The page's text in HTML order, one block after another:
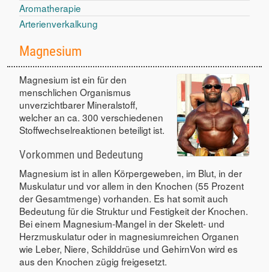
Aromatherapie
Arterienverkalkung
Magnesium
Magnesium ist ein für den
menschlichen Organismus
unverzichtbarer Mineralstoff,
welcher an ca. 300 verschiedenen
Stoffwechselreaktionen beteiligt ist.
Vorkommen und Bedeutung
Magnesium ist in allen Körpergeweben, im Blut, in der
Muskulatur und vor allem in den Knochen (55 Prozent
der Gesamtmenge) vorhanden. Es hat somit auch
Bedeutung für die Struktur und Festigkeit der Knochen.
Bei einem Magnesium-Mangel in der Skelett- und
Herzmuskulatur oder in magnesiumreichen Organen
wie Leber, Niere, Schilddrüse und GehirnVon wird es
aus den Knochen zügig freigesetzt.